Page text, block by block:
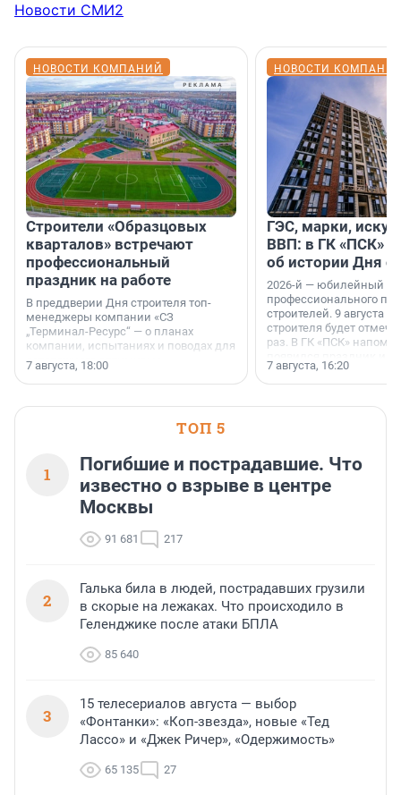
Новости СМИ2
НОВОСТИ КОМПАНИЙ
Строители «Образцовых
кварталов» встречают
профессиональный
праздник на работе
В преддверии Дня строителя топ-
менеджеры компании «СЗ
„Терминал-Ресурс“ — о планах
компании, испытаниях и поводах для
осторожного оптимизма.
7 августа, 18:00
НОВОСТИ
ГЭС, марки,
ВВП: в ГК «ПСК»
об истории Дня
2026-й — юбилейный
профессионального
строителей. 9 августа
строителя будет
раз. В ГК «ПСК»
поменялась роль
7 августа, 16:20
ТОП 5
1
Погибшие и пострадавшие. Что
известно о взрыве в центре
Москвы
91 681 217
2
Галька била в людей, пострадавших грузили
в скорые на лежаках. Что происходило в
Геленджике после атаки БПЛА
85 640
3
15 телесериалов августа — выбор
«Фонтанки»: «Коп-звезда», новые «Тед
Лассо» и «Джек Ричер», «Одержимость»
65 135 27